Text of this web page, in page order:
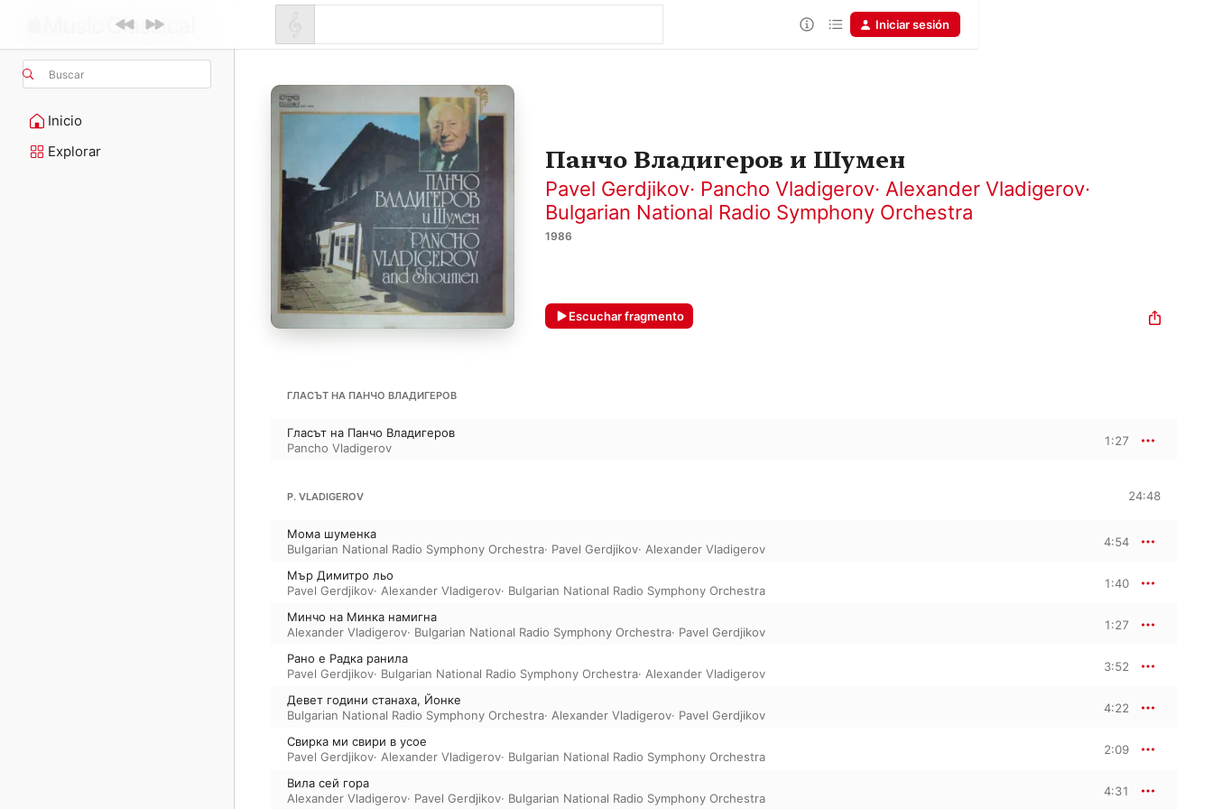
Buscar
Inicio
Explorar
Iniciar sesión
Панчо Владигеров и Шумен
Pavel Gerdjikov· Pancho Vladigerov· Alexander Vladigerov·
Bulgarian National Radio Symphony Orchestra
1986
Escuchar fragmento
ГЛАСЪТ НА ПАНЧО ВЛАДИГЕРОВ
Гласът на Панчо Владигеров
Pancho Vladigerov
1:27
P. VLADIGEROV 24:48
Мома шуменка
Bulgarian National Radio Symphony Orchestra· Pavel Gerdjikov· Alexander Vladigerov 4:54
Мър Димитро льо
Pavel Gerdjikov· Alexander Vladigerov· Bulgarian National Radio Symphony Orchestra 1:40
Минчо на Минка намигна
Alexander Vladigerov· Bulgarian National Radio Symphony Orchestra· Pavel Gerdjikov 1:27
Рано е Радка ранила
Pavel Gerdjikov· Bulgarian National Radio Symphony Orchestra· Alexander Vladigerov 3:52
Девет години станаха, Йонке
Bulgarian National Radio Symphony Orchestra· Alexander Vladigerov· Pavel Gerdjikov 4:22
Свирка ми свири в усое
Pavel Gerdjikov· Alexander Vladigerov· Bulgarian National Radio Symphony Orchestra 2:09
Вила сей гора
Alexander Vladigerov· Pavel Gerdjikov· Bulgarian National Radio Symphony Orchestra 4:31